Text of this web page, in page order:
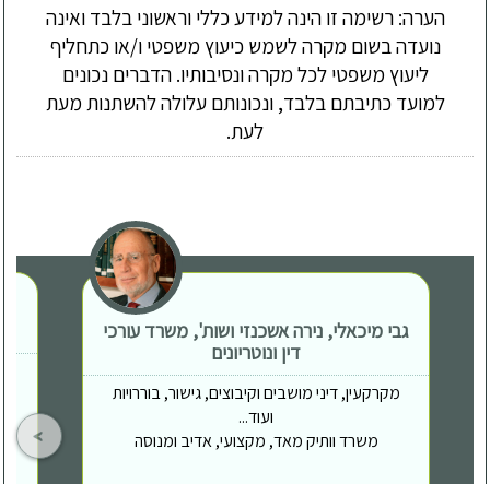
הערה: רשימה זו הינה למידע כללי וראשוני בלבד ואינה
נועדה בשום מקרה לשמש כיעוץ משפטי ו/או כתחליף
ליעוץ משפטי לכל מקרה ונסיבותיו. הדברים נכונים
למועד כתיבתם בלבד, ונכונותם עלולה להשתנות מעת
לעת.
גבי מיכאלי, נירה אשכנזי ושות', משרד עורכי
דין ונוטריונים
מקרקעין, דיני מושבים וקיבוצים, גישור, בוררויות
ועוד...
משרד וותיק מאד, מקצועי, אדיב ומנוסה